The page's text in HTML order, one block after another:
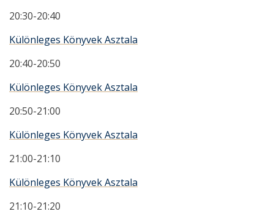
20:30-20:40
Különleges Könyvek Asztala
20:40-20:50
Különleges Könyvek Asztala
20:50-21:00
Különleges Könyvek Asztala
21:00-21:10
Különleges Könyvek Asztala
21:10-21:20